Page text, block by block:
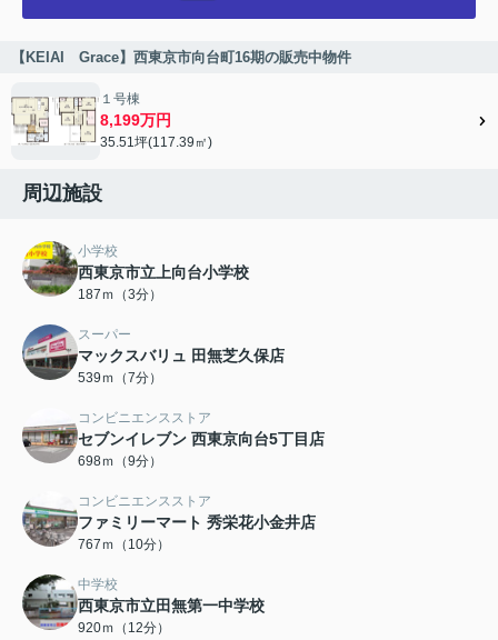
【KEIAI Grace】西東京市向台町16期の販売中物件
１号棟
8,199万円
35.51坪(117.39㎡)
周辺施設
小学校
西東京市立上向台小学校
187ｍ（3分）
スーパー
マックスバリュ 田無芝久保店
539ｍ（7分）
コンビニエンスストア
セブンイレブン 西東京向台5丁目店
698ｍ（9分）
コンビニエンスストア
ファミリーマート 秀栄花小金井店
767ｍ（10分）
中学校
西東京市立田無第一中学校
920ｍ（12分）